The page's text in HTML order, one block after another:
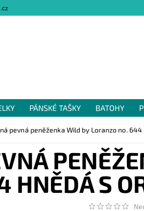
PÁNSKÉ TAŠKY BATOHY
NÁM
pevná peněženka Wild by Loranzo no.
HNĚDÁ S